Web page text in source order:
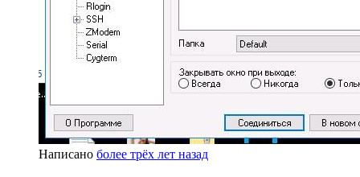
Написано более трёх лет назад